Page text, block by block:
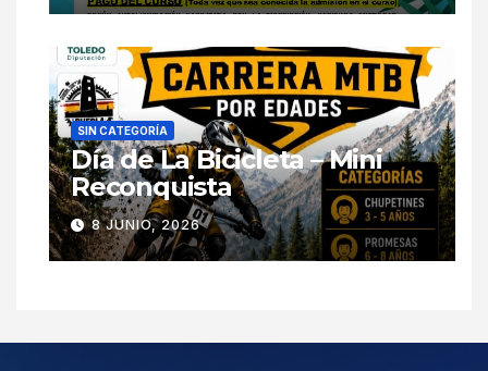
SIN CATEGORÍA
Día de La Bicicleta – Mini
Reconquista
8 JUNIO, 2026